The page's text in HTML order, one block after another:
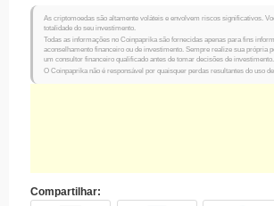
As criptomoedas são altamente voláteis e envolvem riscos significativos.
totalidade do seu investimento.
Todas as informações no Coinpaprika são fornecidas apenas para fins
aconselhamento financeiro ou de investimento. Sempre realize sua própria
um consultor financeiro qualificado antes de tomar decisões de investimento.
O Coinpaprika não é responsável por quaisquer perdas resultantes do uso
Compartilhar: